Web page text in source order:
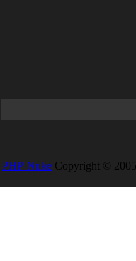
PHP-Nuke Copyright ©